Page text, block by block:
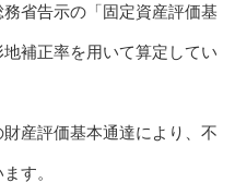
省告示の「固定資産評価基
補正率を用いて算定してい
産評価基本通達により、不
す。